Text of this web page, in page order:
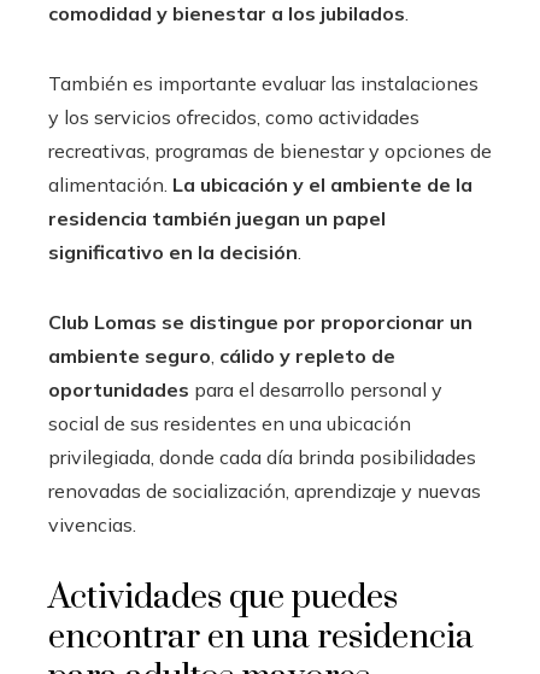
comodidad y bienestar a los jubilados.
También es importante evaluar las instalaciones
y los servicios ofrecidos, como actividades
recreativas, programas de bienestar y opciones de
alimentación. La ubicación y el ambiente de la
residencia también juegan un papel
significativo en la decisión.
Club Lomas se distingue por proporcionar un
ambiente seguro, cálido y repleto de
oportunidades para el desarrollo personal y
social de sus residentes en una ubicación
privilegiada, donde cada día brinda posibilidades
renovadas de socialización, aprendizaje y nuevas
vivencias.
Actividades que puedes
encontrar en una residencia